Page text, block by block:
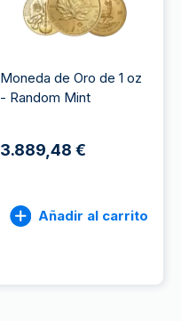
Moneda de Oro de 1 oz
- Random Mint
3.889,48 €
Añadir al carrito